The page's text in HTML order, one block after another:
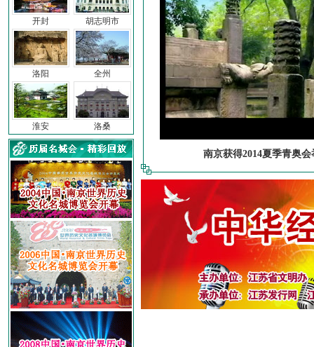
开封
洛阳
淮安
胡志明市
全州
洛桑
南京获得2014夏季青奥会